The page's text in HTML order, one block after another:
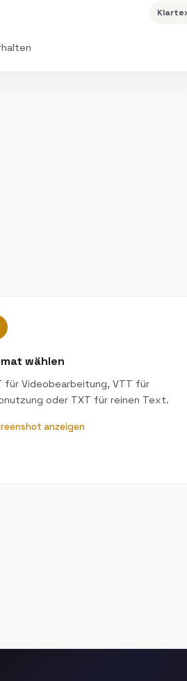
wählen
für Videobearbeitung, VTT für
oder TXT für reinen Text.
anzeigen